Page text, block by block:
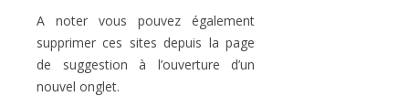
A noter vous pouvez également
supprimer ces sites depuis la page
de suggestion à l’ouverture d’un
nouvel onglet.